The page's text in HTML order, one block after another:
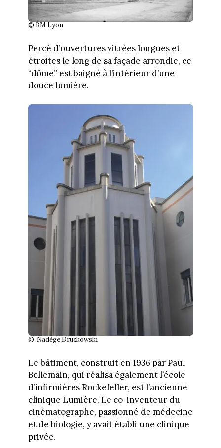
© BM Lyon
Percé d’ouvertures vitrées longues et
étroites le long de sa façade arrondie, ce
“dôme” est baigné à l’intérieur d’une
douce lumière.
© Nadège Druzkowski
Le bâtiment, construit en 1936 par Paul
Bellemain, qui réalisa également l’école
d’infirmières Rockefeller, est l’ancienne
clinique Lumière. Le co-inventeur du
cinématographe, passionné de médecine
et de biologie, y avait établi une clinique
privée.